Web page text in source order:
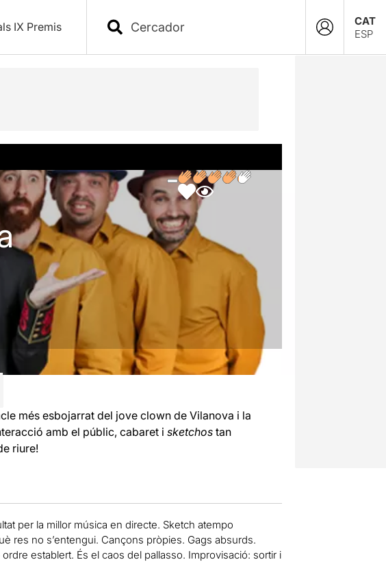
IX Premis
CAT
ESP
més esbojarrat del jove clown de Vilanova i la
amb el públic, cabaret i sketchostan
riure!
per la millor música en directe. Sketch atempo
res no s’entengui. Cançons pròpies. Gags absurds.
establert. És el caos del pallasso. Improvisació: sortir i